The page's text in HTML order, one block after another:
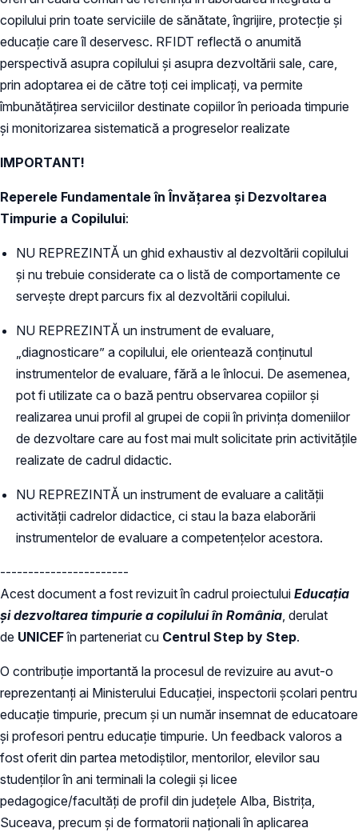
copilului prin toate serviciile de sănătate, îngrijire, protecție și
educație care îl deservesc. RFIDT reflectă o anumită
perspectivă asupra copilului și asupra dezvoltării sale, care,
prin adoptarea ei de către toți cei implicați, va permite
îmbunătățirea serviciilor destinate copiilor în perioada timpurie
și monitorizarea sistematică a progreselor realizate
IMPORTANT!
Reperele Fundamentale în Învățarea și Dezvoltarea
Timpurie a Copilului:
NU REPREZINTĂ un ghid exhaustiv al dezvoltării copilului
și nu trebuie considerate ca o listă de comportamente ce
servește drept parcurs fix al dezvoltării copilului.
NU REPREZINTĂ un instrument de evaluare,
„diagnosticare” a copilului, ele orientează conținutul
instrumentelor de evaluare, fără a le înlocui. De asemenea,
pot fi utilizate ca o bază pentru observarea copiilor și
realizarea unui profil al grupei de copii în privința domeniilor
de dezvoltare care au fost mai mult solicitate prin activitățile
realizate de cadrul didactic.
NU REPREZINTĂ un instrument de evaluare a calității
activității cadrelor didactice, ci stau la baza elaborării
instrumentelor de evaluare a competențelor acestora.
-----------------------
Acest document a fost revizuit în cadrul proiectului Educația
și dezvoltarea timpurie a copilului în România, derulat
de UNICEFîn parteneriat cu Centrul Step by Step.
O contribuție importantă la procesul de revizuire au avut-o
reprezentanți ai Ministerului Educației, inspectorii școlari pentru
educație timpurie, precum și un număr insemnat de educatoare
și profesori pentru educație timpurie. Un feedback valoros a
fost oferit din partea metodiștilor, mentorilor, elevilor sau
studenților în ani terminali la colegii și licee
pedagogice/facultăți de profil din județele Alba, Bistrița,
Suceava, precum și de formatorii naționali în aplicarea